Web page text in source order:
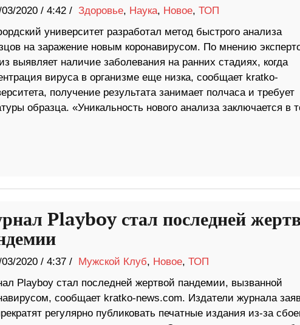
2020/ 4:42 / Здоровье, Наука, Новое, ТОП
университет разработал метод быстрого анализа
на заражение новым коронавирусом. По мнению
выявляет наличие заболевания на ранних стадиях, когда
вируса в организме еще низка, сообщает kratko-
получение результата занимает полчаса и требует
образца. «Уникальность нового анализа заключается в
Playboy стал последней
2020/ 4:37 / Мужской Клуб, Новое, ТОП
Playboy стал последней жертвой пандемии, вызванной
сообщает kratko-news.com. Издатели журнала
регулярно публиковать печатные издания из-за